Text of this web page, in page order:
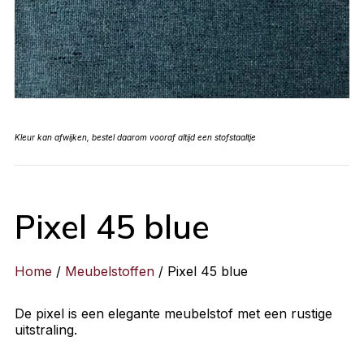
Kleur kan afwijken, bestel daarom vooraf altijd een stofstaaltje
Pixel 45 blue
Home / Meubelstoffen / Pixel 45 blue
De pixel is een elegante meubelstof met een rustige
uitstraling.